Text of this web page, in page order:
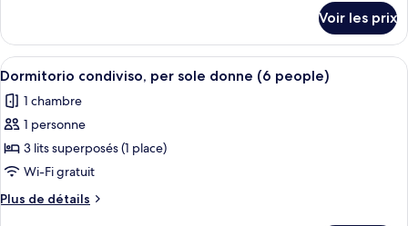
Dortoir
Partagé,
dortoir
mixte
(4
people)
le
type
de
Dortoir
Partagé,
mixte
(4
Voir les prix
Afficher
toutes
les
photos
pour
ce
type
de
Une chambre de dortoir avec des
4
Dormitorio condiviso, per sole donne (6 people)
1 chambre
1 personne
3 lits superposés (1 place)
Wi-Fi gratuit
Plus de détails
Plus